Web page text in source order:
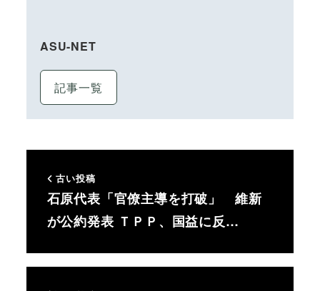
ASU-NET
記事一覧
古い投稿
石原代表「官僚主導を打破」 維新
が公約発表 ＴＰＰ、国益に反…